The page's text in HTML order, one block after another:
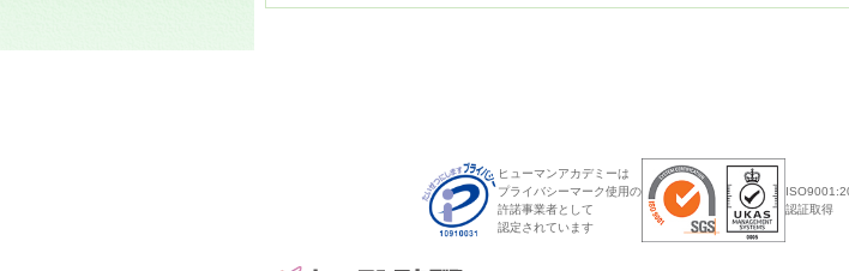
ヒューマンアカデミーは
プライバシーマーク使用の
許諾事業者として
認定されています
認証取得